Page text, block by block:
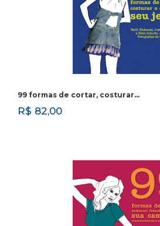
99 formas de cortar, costurar…
R$ 82,00